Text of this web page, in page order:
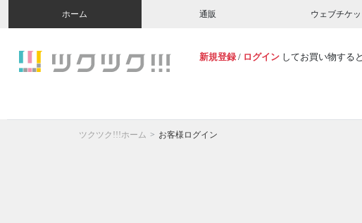
ホーム 通販 ウェブチケッ
新規登録 / ログイン してお買い物する
ツクツク!!!ホーム お客様ログイン